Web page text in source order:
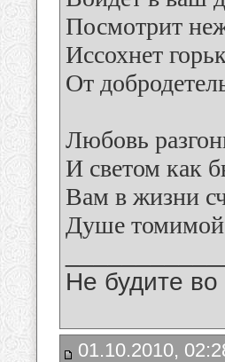
Посмотрит
Иссохнет
От
Любовь
И светом как
Вам в жизни
Душе томимой
Не будите
01.10.2010,